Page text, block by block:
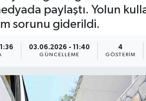
paylaştı. Yolun
sorunu giderildi.
03.06.2026 - 11:40
GÜNCELLEME
4
GÖSTERIM